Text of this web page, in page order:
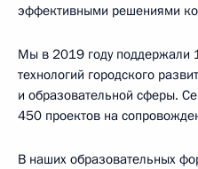
эффективными решениями
Мы в 2019 году поддержали
технологий городского
и образовательной сферы.
450 проектов на
В наших образовательных